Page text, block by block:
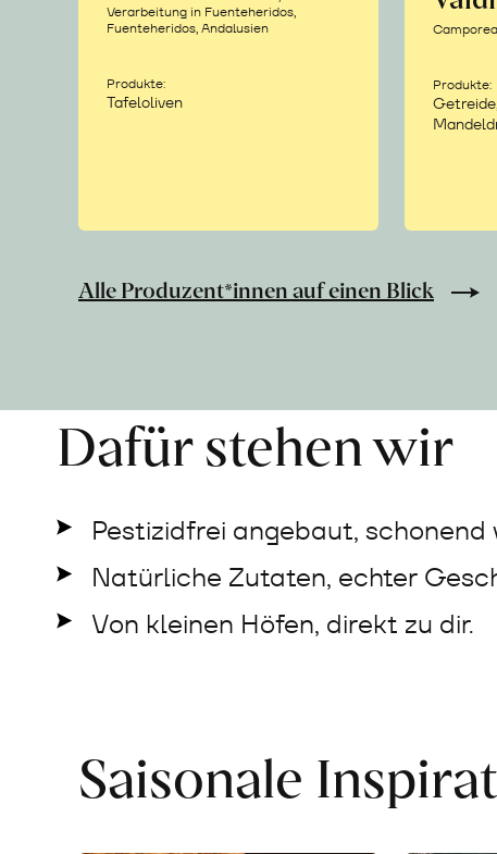
Verarbeitung in Fuenteheridos,
Fuenteheridos, Andalusien
Produkte:
Tafeloliven
Produkte:
Alle Produzent*innen auf einen Blick
Dafür stehen wir
Pestizidfrei angebaut,
Natürliche Zutaten, echter
Von kleinen Höfen, direkt zu dir.
Saisonale